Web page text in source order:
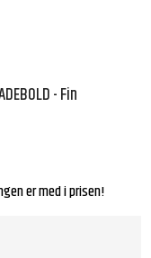
- Fin
er med i prisen!